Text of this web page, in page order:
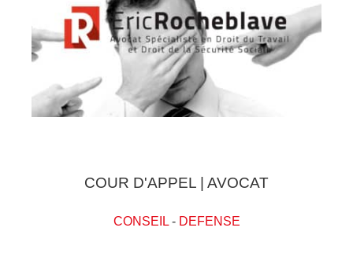
COUR D'APPEL | AVOCAT
CONSEIL- DEFENSE